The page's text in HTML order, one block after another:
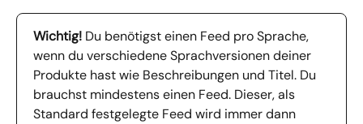
Wichtig! Du benötigst einen Feed pro Sprache,
wenn du verschiedene Sprachversionen deiner
Produkte hast wie Beschreibungen und Titel. Du
brauchst mindestens einen Feed. Dieser, als
Standard festgelegte Feed wird immer dann